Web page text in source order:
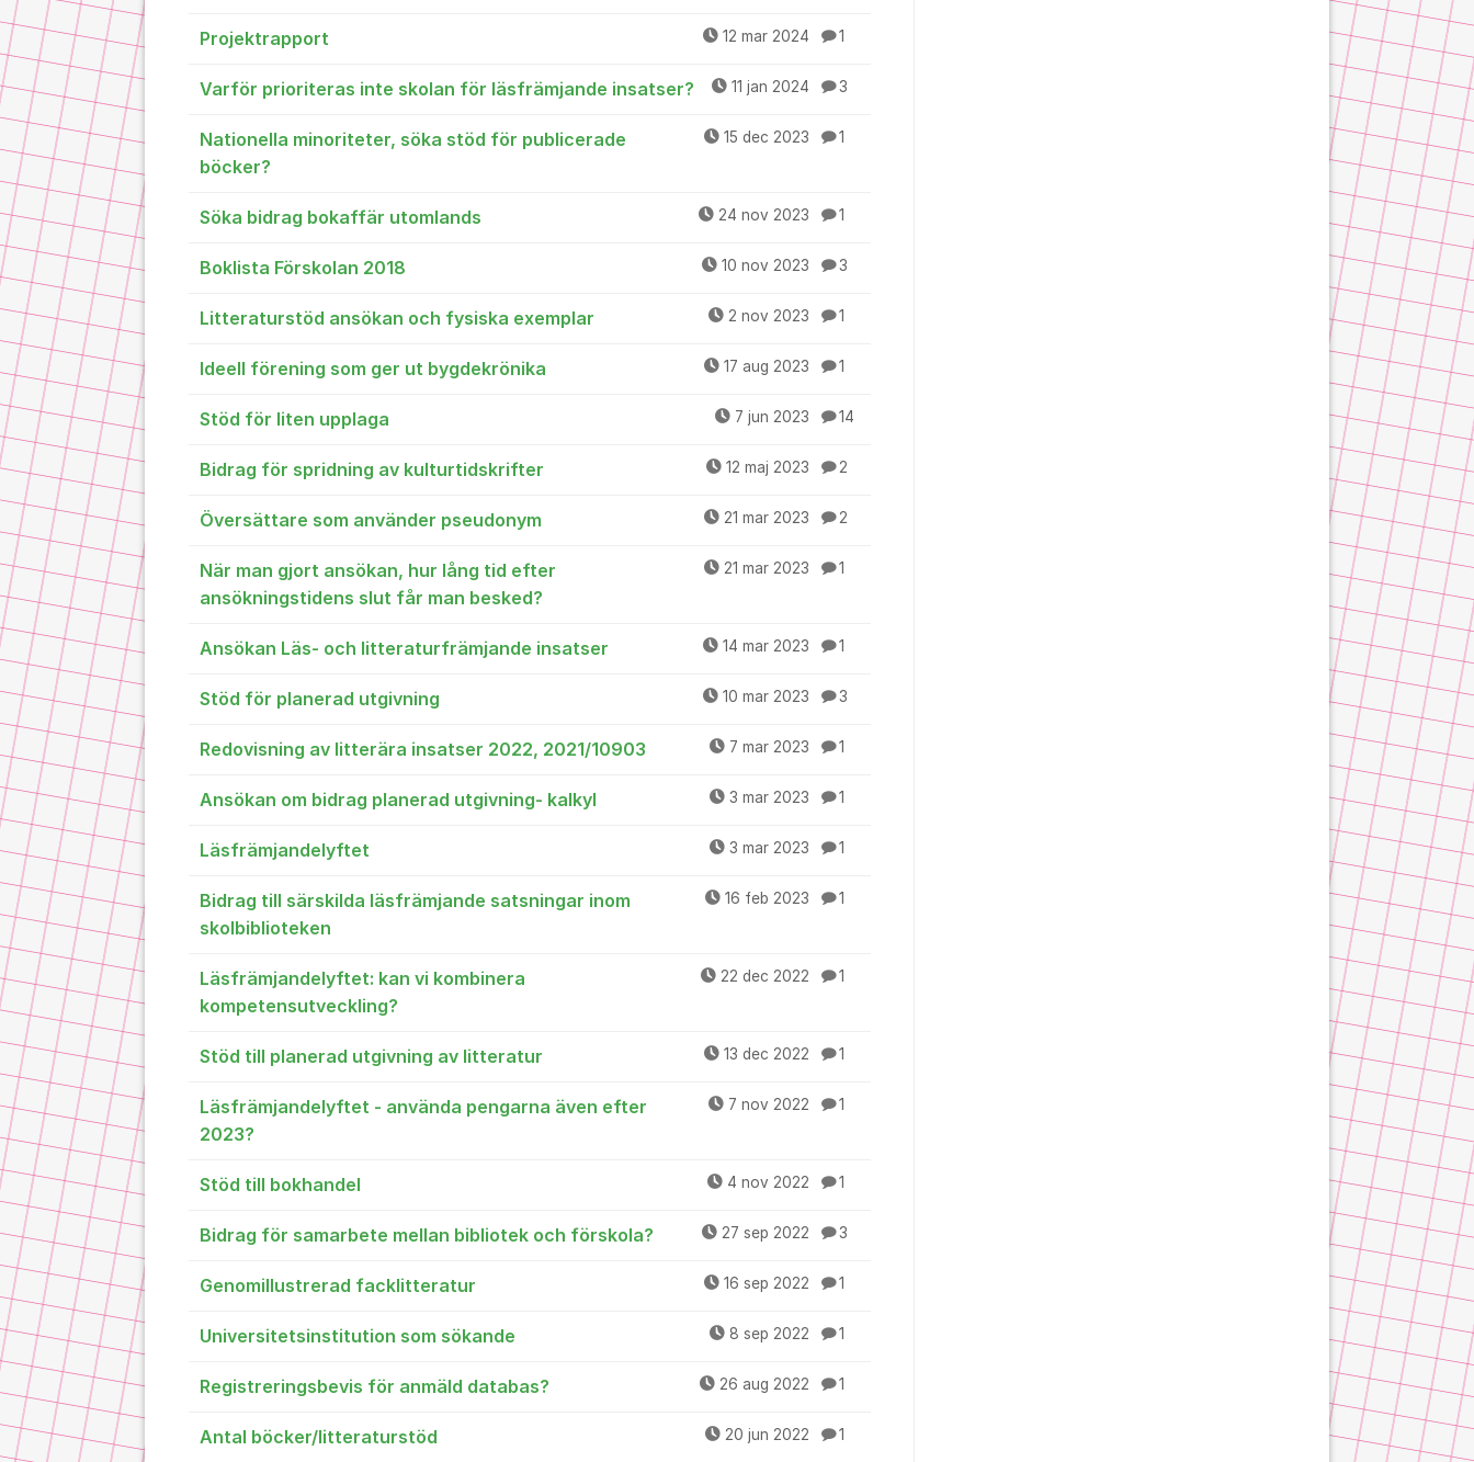
Projektrapport 12 mar 2024 1
Varför prioriteras inte skolan för läsfrämjande insatser? 11 jan 2024 3
Nationella minoriteter, söka stöd för publicerade
böcker?
15 dec 2023 1
Söka bidrag bokaffär utomlands 24 nov 2023 1
Boklista Förskolan 2018 10 nov 2023 3
Litteraturstöd ansökan och fysiska exemplar 2 nov 2023 1
Ideell förening som ger ut bygdekrönika 17 aug 2023 1
Stöd för liten upplaga 7 jun 2023 14
Bidrag för spridning av kulturtidskrifter 12 maj 2023 2
Översättare som använder pseudonym 21 mar 2023 2
När man gjort ansökan, hur lång tid efter
ansökningstidens slut får man besked?
21 mar 2023 1
Ansökan Läs- och litteraturfrämjande insatser 14 mar 2023 1
Stöd för planerad utgivning 10 mar 2023 3
Redovisning av litterära insatser 2022, 2021/10903 7 mar 2023 1
Ansökan om bidrag planerad utgivning- kalkyl 3 mar 2023 1
Läsfrämjandelyftet 3 mar 2023 1
Bidrag till särskilda läsfrämjande satsningar inom
skolbiblioteken
16 feb 2023 1
Läsfrämjandelyftet: kan vi kombinera
kompetensutveckling?
22 dec 2022 1
Stöd till planerad utgivning av litteratur 13 dec 2022 1
Läsfrämjandelyftet - använda pengarna även efter
2023?
7 nov 2022 1
Stöd till bokhandel 4 nov 2022 1
Bidrag för samarbete mellan bibliotek och förskola? 27 sep 2022 3
Genomillustrerad facklitteratur 16 sep 2022 1
Universitetsinstitution som sökande 8 sep 2022 1
Registreringsbevis för anmäld databas? 26 aug 2022 1
Antal böcker/litteraturstöd 20 jun 2022 1